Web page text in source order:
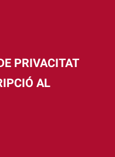
PRIVACITAT
AL